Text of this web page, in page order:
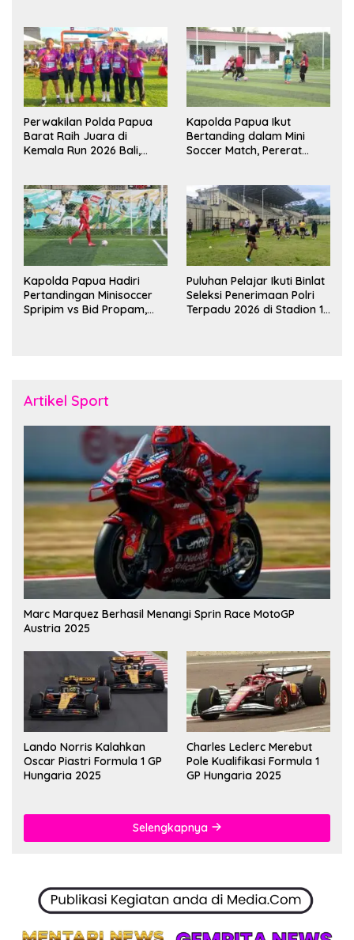
Perwakilan Polda Papua
Barat Raih Juara di
Kemala Run 2026 Bali,
Kapolda Papua Ikut
Bertanding dalam Mini
Soccer Match, Pererat
Kapolda Papua Hadiri
Pertandingan Minisoccer
Spripim vs Bid Propam,
Puluhan Pelajar Ikuti Binlat
Seleksi Penerimaan Polri
Terpadu 2026 di Stadion 16
Artikel Sport
Marc Marquez Berhasil Menangi Sprin Race MotoGP
Austria 2025
Lando Norris Kalahkan
Oscar Piastri Formula 1 GP
Hungaria 2025
Charles Leclerc Merebut
Pole Kualifikasi Formula 1
GP Hungaria 2025
Selengkapnya